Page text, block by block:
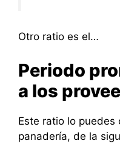
Otro ratio es el…
Periodo
a los
Este ratio lo puedes
panadería, de la